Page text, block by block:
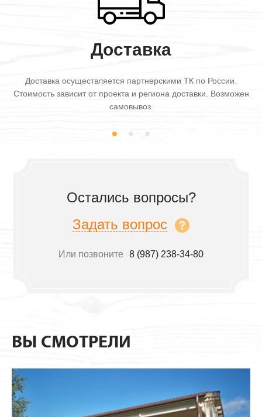
Доставка
Доставка осуществляется партнерскими ТК по России.
Стоимость зависит от проекта и региона доставки. Возможен
самовывоз.
Остались вопросы?
Задать вопрос
Или позвоните 8 (987) 238-34-80
ВЫ СМОТРЕЛИ